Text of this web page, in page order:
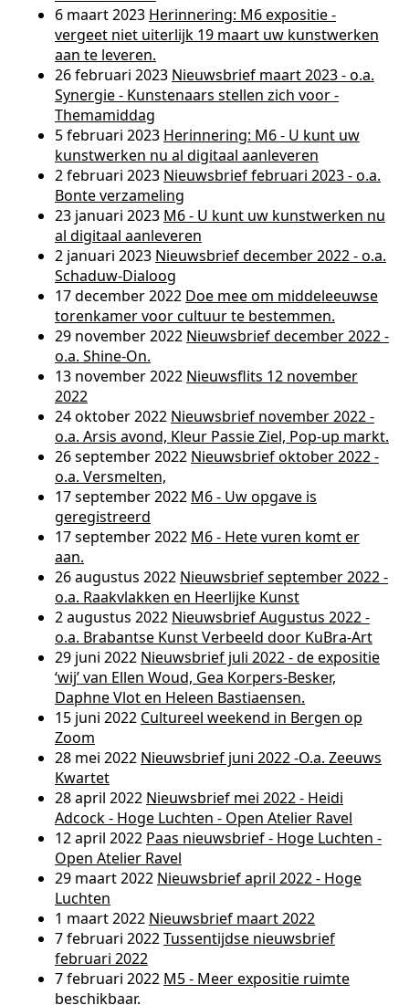
6 maart 2023 Herinnering: M6 expositie -
vergeet niet uiterlijk 19 maart uw kunstwerken
aan te leveren.
26 februari 2023 Nieuwsbrief maart 2023 - o.a.
Synergie - Kunstenaars stellen zich voor -
Themamiddag
5 februari 2023 Herinnering: M6 - U kunt uw
kunstwerken nu al digitaal aanleveren
2 februari 2023 Nieuwsbrief februari 2023 - o.a.
Bonte verzameling
23 januari 2023 M6 - U kunt uw kunstwerken nu
al digitaal aanleveren
2 januari 2023 Nieuwsbrief december 2022 - o.a.
Schaduw-Dialoog
17 december 2022 Doe mee om middeleeuwse
torenkamer voor cultuur te bestemmen.
29 november 2022 Nieuwsbrief december 2022 -
o.a. Shine-On.
13 november 2022 Nieuwsflits 12 november
2022
24 oktober 2022 Nieuwsbrief november 2022 -
o.a. Arsis avond, Kleur Passie Ziel, Pop-up markt.
26 september 2022 Nieuwsbrief oktober 2022 -
o.a. Versmelten,
17 september 2022 M6 - Uw opgave is
geregistreerd
17 september 2022 M6 - Hete vuren komt er
aan.
26 augustus 2022 Nieuwsbrief september 2022 -
o.a. Raakvlakken en Heerlijke Kunst
2 augustus 2022 Nieuwsbrief Augustus 2022 -
o.a. Brabantse Kunst Verbeeld door KuBra-Art
29 juni 2022 Nieuwsbrief juli 2022 - de expositie
‘wij’ van Ellen Woud, Gea Korpers-Besker,
Daphne Vlot en Heleen Bastiaensen.
15 juni 2022 Cultureel weekend in Bergen op
Zoom
28 mei 2022 Nieuwsbrief juni 2022 -O.a. Zeeuws
Kwartet
28 april 2022 Nieuwsbrief mei 2022 - Heidi
Adcock - Hoge Luchten - Open Atelier Ravel
12 april 2022 Paas nieuwsbrief - Hoge Luchten -
Open Atelier Ravel
29 maart 2022 Nieuwsbrief april 2022 - Hoge
Luchten
1 maart 2022 Nieuwsbrief maart 2022
7 februari 2022Tussentijdse nieuwsbrief
februari 2022
7 februari 2022 M5 - Meer expositie ruimte
beschikbaar.